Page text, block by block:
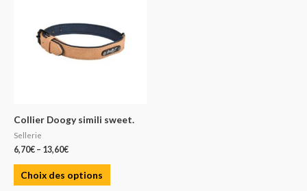
Collier Doogy simili sweet.
Sellerie
6,70€ – 13,60€
Choix des options